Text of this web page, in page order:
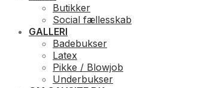
Butikker
Social fællesskab
GALLERI
Badebukser
Latex
Pikke / Blowjob
Underbukser